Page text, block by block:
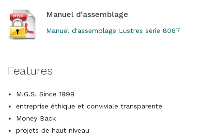
Manuel d'assemblage
Manuel d'assemblage Lustres série 8067
Features
M.G.S. Since 1999
entreprise éthique et conviviale transparente
Money Back
projets de haut niveau